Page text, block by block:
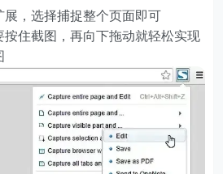
展，选择捕捉整个页面即可
按住截图，再向下拖动就轻松实现